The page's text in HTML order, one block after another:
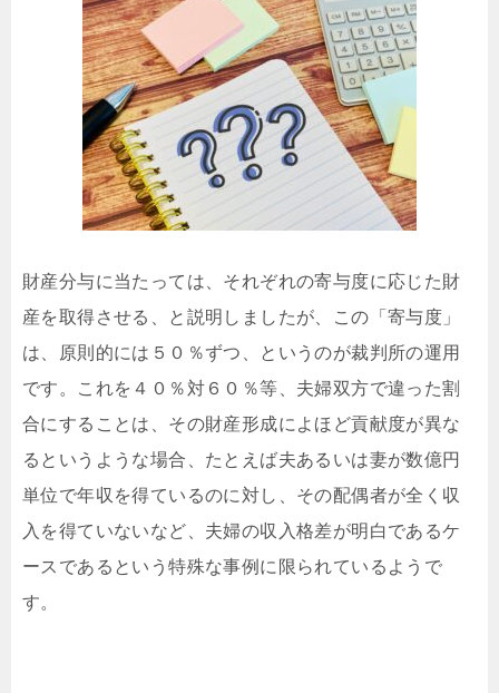
財産分与に当たっては、それぞれの寄与度に応じた財
産を取得させる、と説明しましたが、この「寄与度」
は、原則的には５０％ずつ、というのが裁判所の運用
です。これを４０％対６０％等、夫婦双方で違った割
合にすることは、その財産形成によほど貢献度が異な
るというような場合、たとえば夫あるいは妻が数億円
単位で年収を得ているのに対し、その配偶者が全く収
入を得ていないなど、夫婦の収入格差が明白であるケ
ースであるという特殊な事例に限られているようで
す。